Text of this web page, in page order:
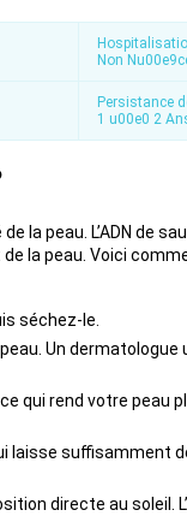
Non
Persistance
1 u00e0 2
la peau. L’ADN de
la peau. Voici
séchez-le.
Un
qui rend votre peau
laisse suffisamment
directe au soleil.